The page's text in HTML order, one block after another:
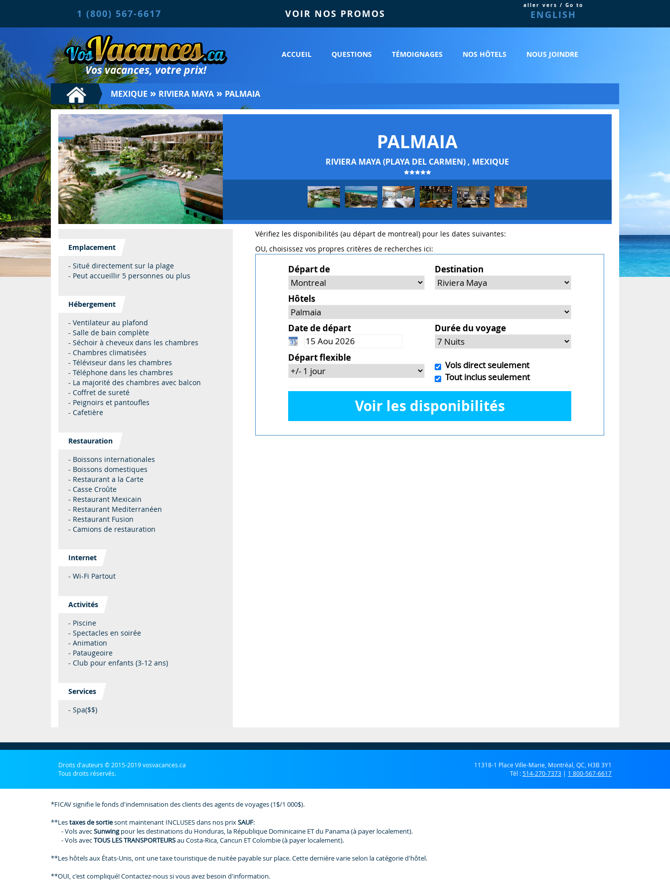
1 (800) 567-6617 VOIR NOS PROMOS
aller vers / Go to
ENGLISH
Vos vacances, votre prix!
ACCUEIL QUESTIONS TÉMOIGNAGES NOS HÔTELS NOUS JOINDRE
MEXIQUE » RIVIERA MAYA » PALMAIA
PALMAIA
RIVIERA MAYA (PLAYA DEL CARMEN) , MEXIQUE
Emplacement
- Situé directement sur la plage
- Peut accueillir 5 personnes ou plus
Hébergement
- Ventilateur au plafond
- Salle de bain complète
- Séchoir à cheveux dans les chambres
- Chambres climatisées
- Téléviseur dans les chambres
- Téléphone dans les chambres
- La majorité des chambres avec balcon
- Coffret de sureté
- Peignoirs et pantoufles
- Cafetière
Restauration
- Boissons internationales
- Boissons domestiques
- Restaurant a la Carte
- Casse Croûte
- Restaurant Mexicain
- Restaurant Mediterranéen
- Restaurant Fusion
- Camions de restauration
Internet
- Wi-Fi Partout
Activités
- Piscine
- Spectacles en soirée
- Animation
- Pataugeoire
- Club pour enfants (3-12 ans)
Services
- Spa($$)
Vérifiez les disponibilités (au départ de montreal) pour les dates suivantes:
OU, choisissez vos propres critères de recherches ici:
Départ de Destination
Hôtels
Date de départ Durée du voyage
Départ flexible
Vols direct seulement
Tout inclus seulement
Voir les disponibilités
Droits d'auteurs © 2015-2019 vosvacances.ca
Tous droits réservés.
11318-1 Place Ville-Marie, Montréal, QC, H3B 3Y1
Tél :514-270-7373 | 1 800-567-6617
*FICAV signifie le fonds d'indemnisation des clients des agents de voyages (1$/1 000$).
**Lestaxes de sortiesont maintenant INCLUSES dans nos prixSAUF:
- Vols avecSunwingpour les destinations du Honduras, la République Dominicaine ET du Panama (à payer localement).
- Vols avecTOUS LES TRANSPORTEURSau Costa-Rica, Cancun ET Colombie (à payer localement).
**Les hôtels aux États-Unis, ont une taxe touristique de nuitée payable sur place. Cette dernière varie selon la catégorie d'hôtel.
**OUI, c'est compliqué! Contactez-nous si vous avez besoin d'information.